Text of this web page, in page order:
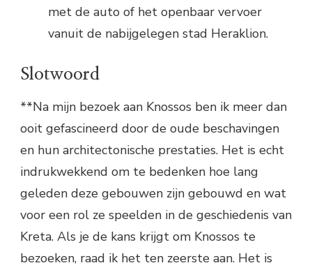
met de auto of het openbaar vervoer
vanuit de nabijgelegen stad Heraklion.
Slotwoord
**Na mijn bezoek aan Knossos ben ik meer dan
ooit gefascineerd door de oude beschavingen
en hun architectonische prestaties. Het is echt
indrukwekkend om te bedenken hoe lang
geleden deze gebouwen zijn gebouwd en wat
voor een rol ze speelden in de geschiedenis van
Kreta. Als je de kans krijgt om Knossos te
bezoeken, raad ik het ten zeerste aan. Het is